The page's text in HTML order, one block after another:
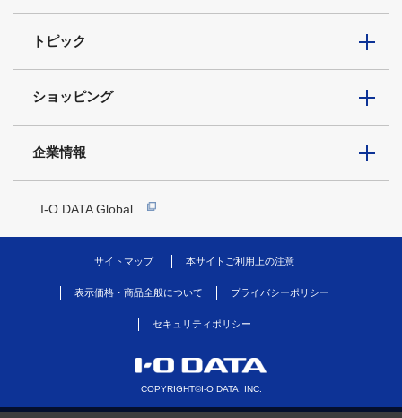
トピック
ショッピング
企業情報
I-O DATA Global
サイトマップ 本サイトご利用上の注意
表示価格・商品全般について プライバシーポリシー
セキュリティポリシー
COPYRIGHT©I-O DATA, INC.